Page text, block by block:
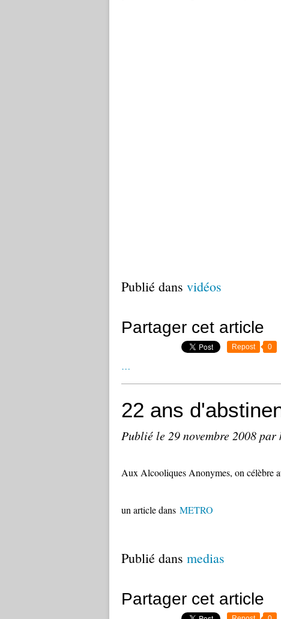
Publié dans vidéos
Partager cet article
Repost 0
…
22 ans
Publié le 29 novembre 2008par
Aux Alcooliques Anonymes, on célèbre
un article dans METRO
Publié dans medias
Partager cet article